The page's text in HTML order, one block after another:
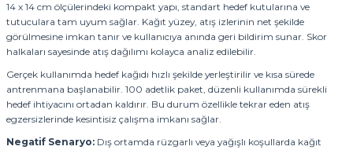
14 x 14 cm ölçülerindeki kompakt yapı, standart hedef kutularına ve
tutuculara tam uyum sağlar. Kağıt yüzey, atış izlerinin net şekilde
görülmesine imkan tanır ve kullanıcıya anında geri bildirim sunar. Skor
halkaları sayesinde atış dağılımı kolayca analiz edilebilir.
Gerçek kullanımda hedef kağıdı hızlı şekilde yerleştirilir ve kısa sürede
antrenmana başlanabilir. 100 adetlik paket, düzenli kullanımda sürekli
hedef ihtiyacını ortadan kaldırır. Bu durum özellikle tekrar eden atış
egzersizlerinde kesintisiz çalışma imkanı sağlar.
Negatif Senaryo: Dış ortamda rüzgarlı veya yağışlı koşullarda kağıt